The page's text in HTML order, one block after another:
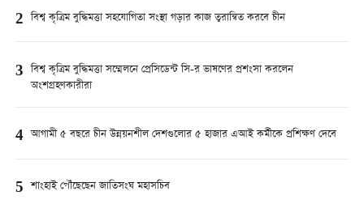
2 বিশ্ব কৃত্রিম বুদ্ধিমত্তা সহযোগিতা সংস্থা গড়ার কাজ ত্বরান্বিত করবে চীন
3 বিশ্ব কৃত্রিম বুদ্ধিমত্তা সম্মেলনে প্রেসিডেন্ট সি-র ভাষণের প্রশংসা করলেন
অংশগ্রহণকারীরা
4 আগামী ৫ বছরে চীন উন্নয়নশীল দেশগুলোর ৫ হাজার এআই কর্মীকে প্রশিক্ষণ দেবে
5 শাংহাই পৌঁছেছেন জাতিসংঘ মহাসচিব